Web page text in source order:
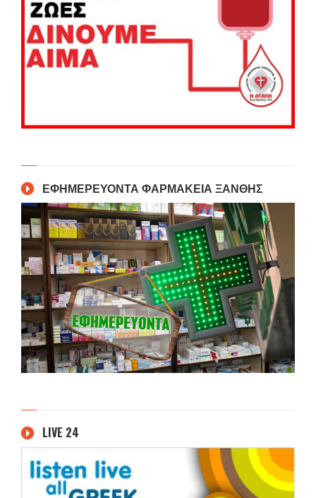
ΕΦΗΜΕΡΕΥΟΝΤΑ ΦΑΡΜΑΚΕΙΑ ΞΑΝΘΗΣ
LIVE 24